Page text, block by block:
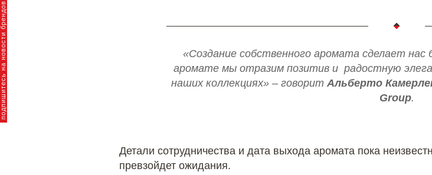
брендов
«Создание собственного аромата сделает нас
аромате мы отразим позитив и радостную
наших коллекциях» – говорит Альберто
Group.
Детали сотрудничества и дата выхода аромата пока
превзойдет ожидания.